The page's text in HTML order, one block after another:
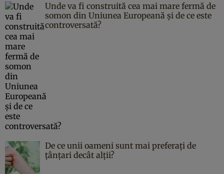
Unde va fi construită cea mai mare fermă de
somon din Uniunea Europeană și de ce este
controversată?
De ce unii oameni sunt mai preferați de
țânțari decât alții?